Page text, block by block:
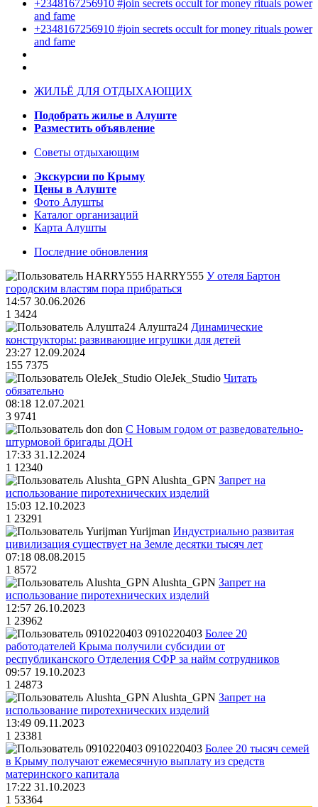
+2348167256910 #join secrets occult for money rituals power
and fame
+2348167256910 #join secrets occult for money rituals power
and fame
ЖИЛЬЁ ДЛЯ ОТДЫХАЮЩИХ
Подобрать жилье в Алуште
Разместить объявление
Советы отдыхающим
Экскурсии по Крыму
Цены в Алуште
Фото Алушты
Каталог организаций
Карта Алушты
Последние обновления
HARRY555 У отеля Бартон
городским властям пора прибраться
14:57 30.06.2026
1 3424
Алушта24 Динамические
конструкторы: развивающие игрушки для детей
23:27 12.09.2024
155 7375
OleJek_Studio Читать
обязательно
08:18 12.07.2021
3 9741
don С Новым годом от разведовательно-
штурмовой бригады ДОН
17:33 31.12.2024
1 12340
Alushta_GPN Запрет на
использование пиротехнических изделий
15:03 12.10.2023
1 23291
Yurijman Индустриально развитая
цивилизация существует на Земле десятки тысяч лет
07:18 08.08.2015
1 8572
Alushta_GPN Запрет на
использование пиротехнических изделий
12:57 26.10.2023
1 23962
0910220403 Более 20
работодателей Крыма получили субсидии от
республиканского Отделения СФР за найм сотрудников
09:57 19.10.2023
1 24873
Alushta_GPN Запрет на
использование пиротехнических изделий
13:49 09.11.2023
1 23381
0910220403 Более 20 тысяч семей
в Крыму получают ежемесячную выплату из средств
материнского капитала
17:22 31.10.2023
1 53364